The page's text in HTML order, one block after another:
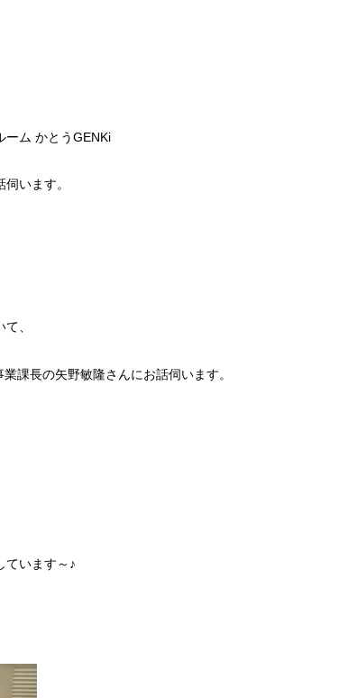
ーム かとうGENKi
います。
、
課長の矢野敏隆さんにお話伺います。
ています～♪